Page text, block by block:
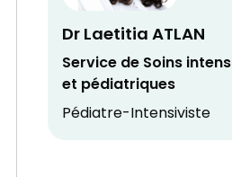
Dr Laetitia ATLAN
Service de Soins
et pédiatriques
Pédiatre-Intensiviste